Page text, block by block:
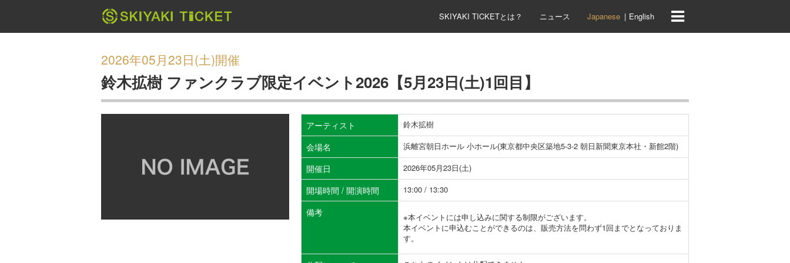
SKIYAKI TICKETとは？ ニュース Japanese English
2026年05月23日(土)開催
鈴木拡樹 ファンクラブ限定イベント2026【5月23日(土)1回目】
アーティスト 鈴木拡樹
会場名 浜離宮朝日ホール 小ホール(東京都中央区築地5-3-2 朝日新聞東京本社・新館2階)
開催日 2026年05月23日(土)
開場時間 / 開演時間 13:00 / 13:30
備考
※本イベントには申し込みに関する制限がございます。
本イベントに申込むことができるのは、販売方法を問わず1回までとなっておりま
す。